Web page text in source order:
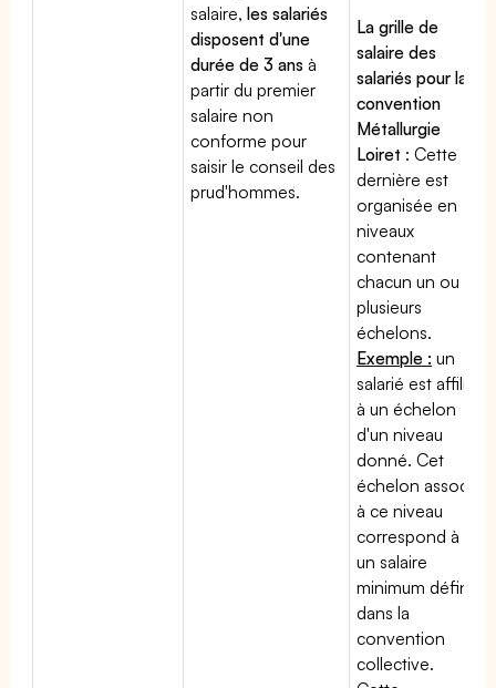
salaire,les salariés
disposent d'une
durée de 3 ans à
partir du premier
salaire non
conforme pour
saisir le conseil des
prud'hommes.
La grille de
salaire des
salariés pour la
convention
Métallurgie
Loiret : Cette
dernière est
organisée en
niveaux
contenant
chacun un ou
plusieurs
échelons.
Exemple : un
salarié est affilié
à un échelon
d'un niveau
donné. Cet
échelon associé
à ce niveau
correspond à
un salaire
minimum défini
dans la
convention
collective.